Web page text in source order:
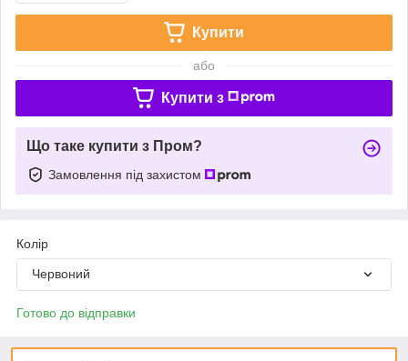
Купити
або
Купити з
Що таке купити з Пром?
Замовлення під захистом
Колір
Червоний
Готово до відправки